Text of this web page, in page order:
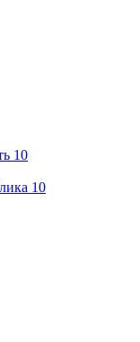
10
10